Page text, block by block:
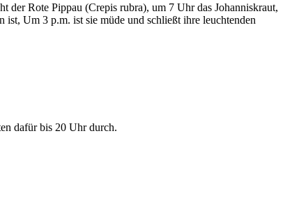
Rote Pippau (Crepis rubra), um 7 Uhr das Johanniskraut,
Um 3 p.m. ist sie müde und schließt ihre leuchtenden
dafür bis 20 Uhr durch.